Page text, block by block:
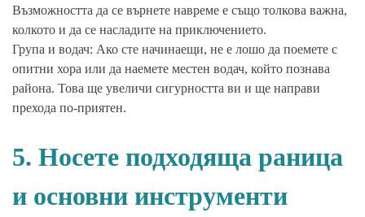
Възможността да се върнете навреме е също толкова важна,
колкото и да се насладите на приключението.
Група и водач: Ако сте начинаещи, не е лошо да поемете с
опитни хора или да наемете местен водач, който познава
района. Това ще увеличи сигурността ви и ще направи
прехода по-приятен.
5. Носете подходяща раница
и основни инструменти